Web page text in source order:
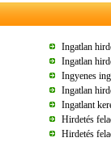
Ingatlan
Ingatlan
Ingyenes
Ingatlan
Ingatlant
Hirdetés
Hirdetés